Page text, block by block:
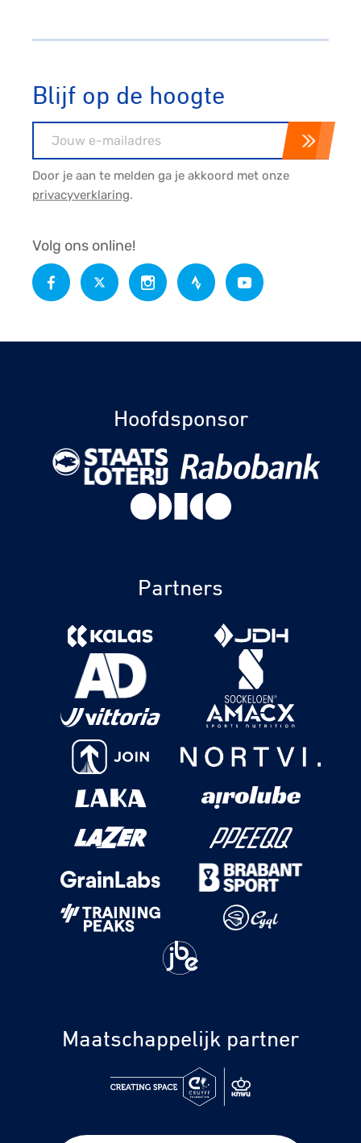
Blijf op de hoogte
Door je aan te melden ga je akkoord met onze
privacyverklaring.
Volg ons online!
Hoofdsponsor
Partners
Maatschappelijk partner